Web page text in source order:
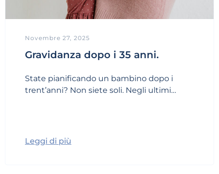
Novembre 27, 2025
Gravidanza dopo i 35 anni.
State pianificando un bambino dopo i
trent’anni? Non siete soli. Negli ultimi…
Leggi di più